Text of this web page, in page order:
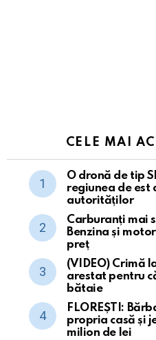
CELE MAI
O dronă de tip
regiunea de est
autorităților
Carburanți mai
Benzina și
preț
(VIDEO) Crimă
arestat pentru
bătaie
FLOREȘTI:
propria casă și
milion de lei